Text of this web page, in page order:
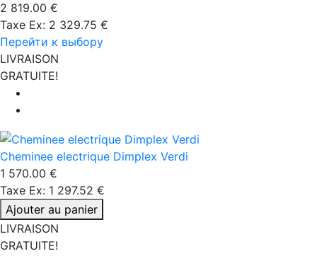
2 819.00 €
Taxe Ex: 2 329.75 €
Перейти к выбору
LIVRAISON
GRATUITE!
Cheminee electrique Dimplex Verdi
1 570.00 €
Taxe Ex: 1 297.52 €
Ajouter au panier
LIVRAISON
GRATUITE!